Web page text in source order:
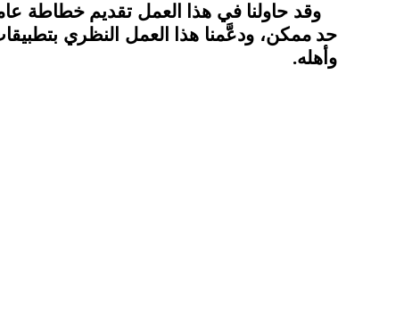
وقد حاولنا في هذا العمل تقديم خطاطة
حد ممكن، ودعَّمنا هذا العمل النظري
وأهله.